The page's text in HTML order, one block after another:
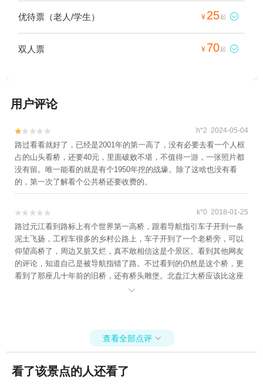
优待票（老人/学生） ¥ 25起 
双人票 ¥ 70起 
用户评论

 h*2 2024-05-04
路过看看就好了，已经是2001年的第一高了，没有必要去看一个人框
占的山头看桥，还要40元，里面破败不堪，不值得一游，一张照片都
没有留。唯一能看的就是有个1950年挖的战壕。除了这啥也没有看
的，第一次了解看个公共桥还要收费的。

 k*0 2018-01-25
路过元江看到路标上有个世界第一高桥，跟着导航指引车子开到一条
泥土飞扬，工程车很多的乡村公路上，车子开到了一个老桥旁，可以
仰望高桥了，周边又脏又烂，真不敢相信这是个景区。看到其他网友
的评论，知道自己是被导航指错了路。不过看到的仍然是这个桥，更
看到了那座几十年前的旧桥，还有桥头雕堡。北盘江大桥应该比这座
桥漂亮多了，那才是世界第一高桥吧。
